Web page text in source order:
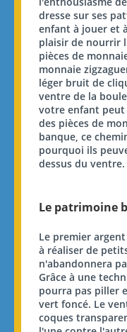
dresse sur ses
enfant à jouer et
plaisir de nourrir
pièces de
monnaie
léger bruit de
ventre de la
votre enfant peut
des pièces de
banque, ce
pourquoi ils
dessus du
Le patrimoine
Le premier
à réaliser de
n'abandonnera
Grâce à une
pourra pas piller
vert foncé. Le
coques